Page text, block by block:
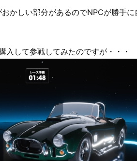
かしい部分があるのでNPCが勝手
して参戦してみたのですが・・・